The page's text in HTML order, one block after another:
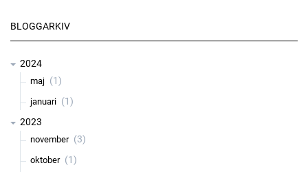
BLOGGARKIV
2024
maj (1)
januari (1)
2023
november (3)
oktober (1)